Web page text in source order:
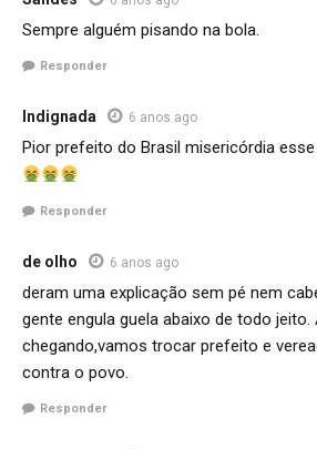
Sempre alguém pisando na bola.
Responder
Indignada 6 anos ago
Pior prefeito do Brasil misericórdia esse
Responder
de olho 6 anos ago
deram uma explicação sem pé nem
gente engula guela abaixo de todo
chegando,vamos trocar prefeito e
contra o povo.
Responder